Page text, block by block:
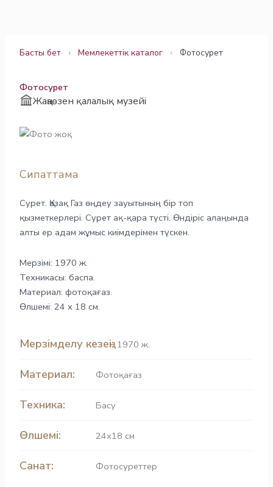
Басты бет › Мемлекеттік каталог › Фотосурет
Фотосурет
Жаңаөзен қалалық музейі
Сипаттама
Сурет. Қазақ Газ өңдеу зауытының бір топ
қызметкерлері. Сурет ақ-қара түсті. Өндіріс алаңында
алты ер адам жұмыс киімдерімен түскен.
Мерзімі: 1970 ж.
Техникасы: баспа.
Материал: фотоқағаз.
Өлшемі: 24 х 18 см.
Мерзімделу кезеңі: 1970 ж.
Материал: Фотоқағаз
Техника: Басу
Өлшемі: 24х18 см
Санат: Фотосуреттер